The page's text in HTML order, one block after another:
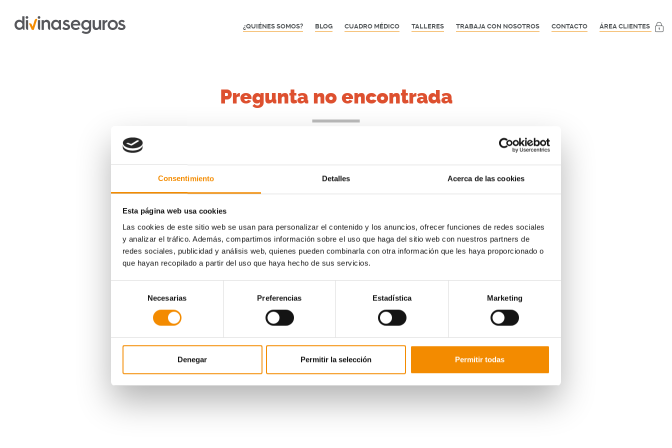
Consentimiento Detalles Acerca de las cookies
Esta página web usa cookies
Las cookies de este sitio web se usan para personalizar el contenido y los anuncios, ofrecer funciones de redes sociales
y analizar el tráfico. Además, compartimos información sobre el uso que haga del sitio web con nuestros partners de
redes sociales, publicidad y análisis web, quienes pueden combinarla con otra información que les haya proporcionado o
que hayan recopilado a partir del uso que haya hecho de sus servicios.
consentimiento
Necesarias Preferencias Estadística Marketing
Denegar Permitir la selección Permitir todas
¿QUIÉNES SOMOS? BLOG CUADRO MÉDICO TALLERES TRABAJA CON NOSOTROS CONTACTO ÁREA CLIENTES
Pregunta no encontrada
VER TODAS LAS PREGUNTAS FRECUENTES